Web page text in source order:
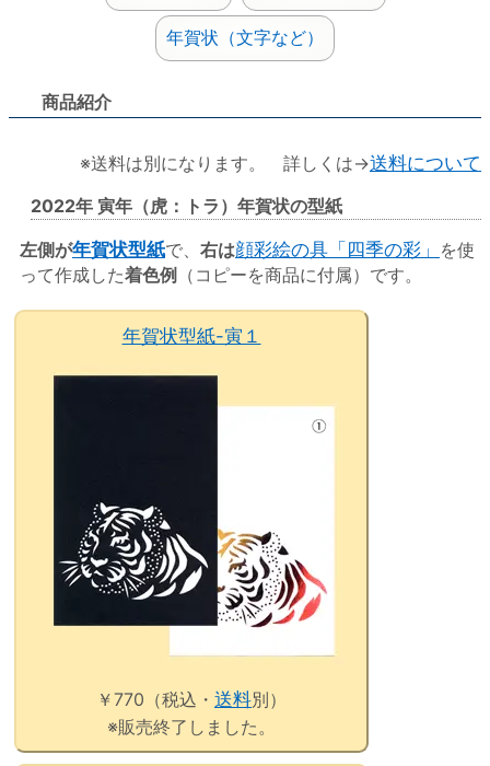
年賀状（文字など）
商品紹介
※送料は別になります。 詳しくは→送料について
2022年 寅年（虎：トラ）年賀状の型紙
左側が年賀状型紙で、 右は顔彩絵の具「四季の彩」 を使
って作成した着色例 （コピーを商品に付属）です。
年賀状型紙-寅１
￥770（税込・ 送料別）
※販売終了しました。